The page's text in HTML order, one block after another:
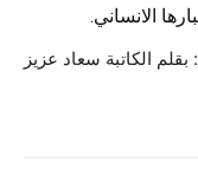
الانساني.
الكاتبة سعاد عزيز